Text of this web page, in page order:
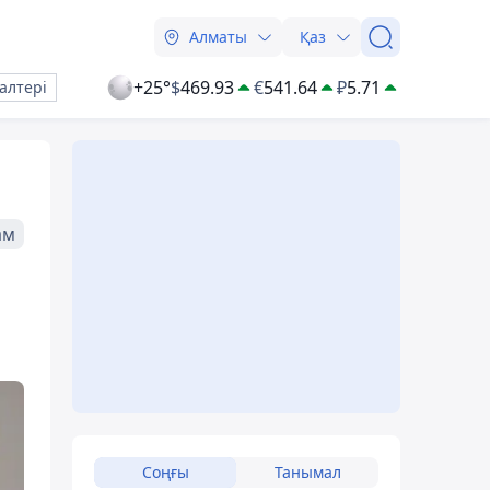
Алматы Қаз
+25°$469.93 €541.64 ₽5.71
Соңғы Танымал